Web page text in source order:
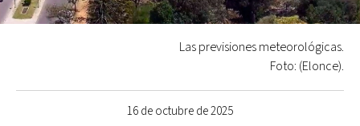
16 de octubre de 2025
Las previsiones meteorológicas.
Foto: (Elonce).